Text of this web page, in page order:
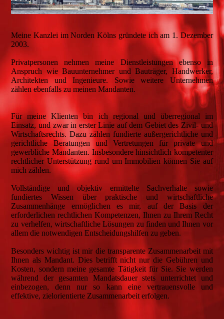
Meine Kanzlei im Norden Kölns gründete ich am 1. Dezember
2003.
Privatpersonen nehmen meine Dienstleistungen ebenso in
Anspruch wie Bauunternehmer und Bauträger, Handwerker,
Architekten und Ingenieure. Sowie weitere Unternehmen
zählen ebenfalls zu meinen Mandanten.
Für meine Klienten bin ich regional und überregional im
Einsatz, und zwar in erster Linie auf dem Gebiet des Zivil- und
Wirtschaftsrechts. Dazu zählen fundierte außergerichtliche und
gerichtliche Beratungen und Vertretungen für private und
gewerbliche Mandanten. Insbesondere hinsichtlich kompetenter
rechtlicher Unterstützung rund um Immobilien können Sie auf
mich zählen.
Vollständige und objektiv ermittelte Sachverhalte sowie
fundiertes Wissen über praktische und wirtschaftliche
Zusammenhänge ermöglichen es mir, auf der Basis der
erforderlichen rechtlichen Kompetenzen, Ihnen zu Ihrem Recht
zu verhelfen, wirtschaftliche Lösungen zu finden und Ihnen vor
allem die notwendigen Entscheidungshilfen zu geben.
Besonders wichtig ist mir die transparente Zusammenarbeit mit
Ihnen als Mandant. Dies betrifft nicht nur die Gebühren und
Kosten, sondern meine gesamte Tätigkeit für Sie. Sie werden
während der gesamten Mandatsdauer stets unterrichtet und
einbezogen, denn nur so kann eine vertrauensvolle und
effektive, zielorientierte Zusammenarbeit erfolgen.